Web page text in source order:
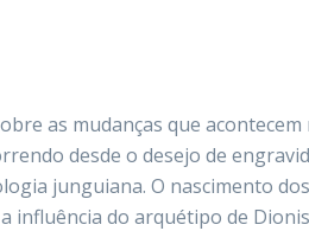
as mudanças que
desde o desejo de
junguiana. O nascimento
influência do arquétipo de